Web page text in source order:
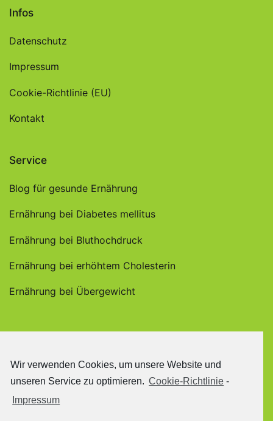
Wir verwenden Cookies, um unsere Website und
unseren Service zu optimieren. Cookie-Richtlinie -
Impressum
Infos
Datenschutz
Impressum
Cookie-Richtlinie (EU)
Kontakt
Service
Blog für gesunde Ernährung
Ernährung bei Diabetes mellitus
Ernährung bei Bluthochdruck
Ernährung bei erhöhtem Cholesterin
Ernährung bei Übergewicht